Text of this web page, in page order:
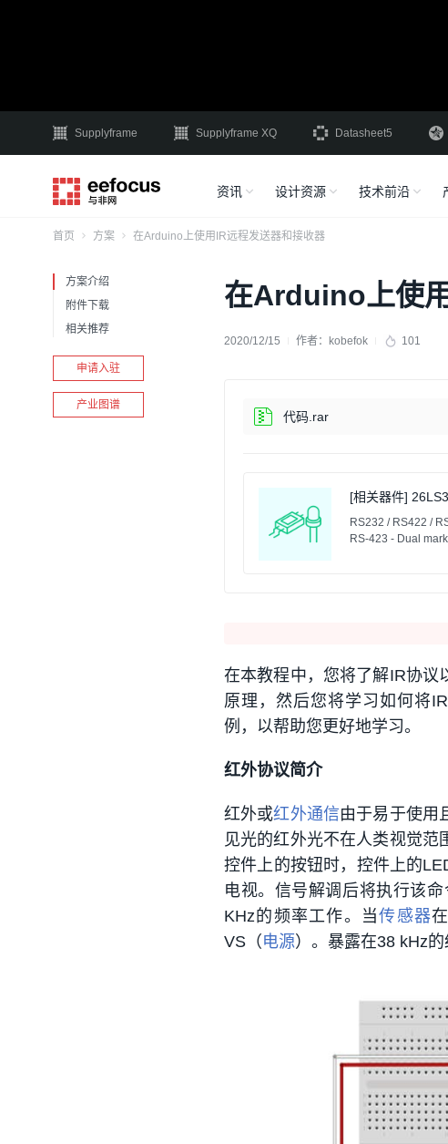
Supplyframe Supplyframe XQ Datasheet5
资讯 设计资源 技术前沿
首页 方案 在Arduino上使用IR远程发送器和接收器
方案介绍
附件下载
相关推荐
申请入驻
产业图谱
在Arduino上使
2020/12/15 作者： kobefok 101
代码.rar
[相关器件]
RS232 / RS422 /
RS-423 - Dual
在本教程中，您将了解IR协议
原理，然后您将学习如何将IR
例，以帮助您更好地学习。
红外协议简介
红外或红外通信由于易于使用
见光的红外光不在人类视觉
控件上的按钮时，控件上的
电视。信号解调后将执行该
KHz的频率工作。当传感器
VS（ 电源）。暴露在38 kHz的